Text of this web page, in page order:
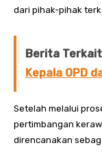
dari pihak-pihak
Berita
Kepala OPD
Setelah melalui
pertimbangan
direncanakan